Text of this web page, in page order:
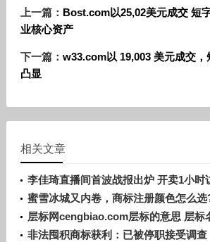
上一篇： Bost.com以25,02美元成交 短
业核心资产
下一篇： w33.com以 19,003 美元成交
凸显
相关文章
李佳琦直播间首波战报出炉 开卖1小时
增长超30％
蜜雪冰城又内卷，商标注册颜色怎么选
层标网cengbiao.com层标的意思 层标
非法囤积商标获利：已被停职接受调查